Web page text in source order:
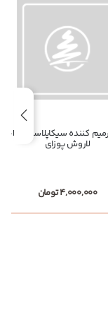
لاروش پوزای
4,000,000 تومان